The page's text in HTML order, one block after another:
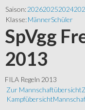
Saison:202620252024
Klasse:MännerSchüler
SpVgg
2013
FILA Regeln 2013
Zur Mannschaftübersicht
Kampfübersicht